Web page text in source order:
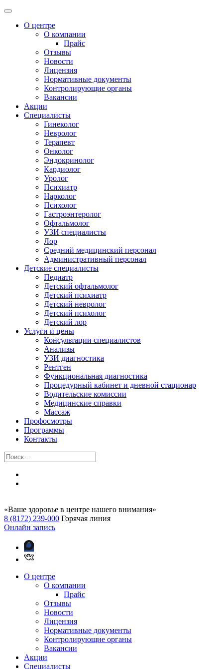
О центре
О компании
Прайс
Отзывы
Новости
Лицензия
Нормативные документы
Контролирующие органы
Вакансии
Акции
Специалисты
Гинеколог
Невролог
Терапевт
Онколог
Эндокринолог
Кардиолог
Уролог
Психиатр
Нарколог
Психолог
Гастроэнтеролог
Офтальмолог
УЗИ специалисты
Лор
Средний медицинский персонал
Административный персонал
Детские специалисты
Педиатр
Детский офтальмолог
Детский психиатр
Детский невролог
Детский психолог
Детский лор
Услуги и цены
Консультации специалистов
Анализы
УЗИ диагностика
Рентген
Функциональная диагностика
Процедурный кабинет и дневной стационар
Водительские комиссии
Медицинские справки
Массаж
Профосмотры
Программы
Контакты
«Ваше здоровье в центре нашего внимания»
8 (8172) 239-000 Горячая линия
Онлайн запись
О центре
О компании
Прайс
Отзывы
Новости
Лицензия
Нормативные документы
Контролирующие органы
Вакансии
Акции
Специалисты